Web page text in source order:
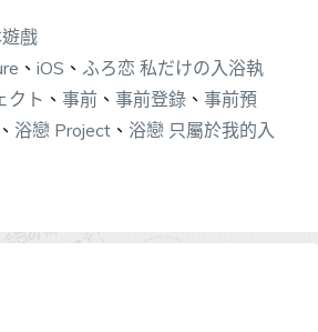
戲
、 iOS 、 ふろ恋 私だけの入浴執
クト 、 事前 、 事前登錄 、 事前預
、 浴戀 Project 、 浴戀 只屬於我的入